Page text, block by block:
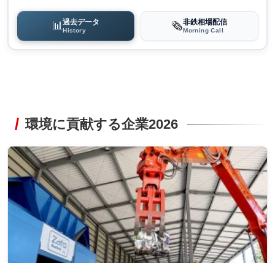
📊過去データ
History 🗞️非鉄相場配信
Morning Call
環境に貢献する企業2026